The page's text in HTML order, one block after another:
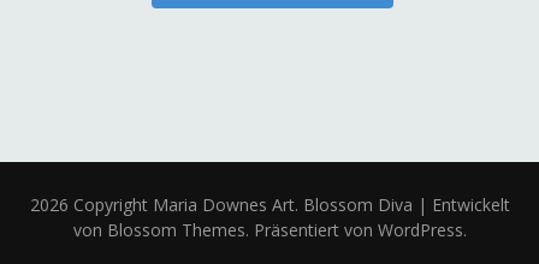
2026 Copyright Maria Downes Art. Blossom Diva | Entwickelt
von Blossom Themes. Präsentiert von WordPress.